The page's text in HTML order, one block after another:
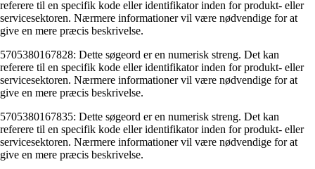
referere til en specifik kode eller identifikator inden for produkt- eller
servicesektoren. Nærmere informationer vil være nødvendige for at
give en mere præcis beskrivelse.
5705380167828: Dette søgeord er en numerisk streng. Det kan
referere til en specifik kode eller identifikator inden for produkt- eller
servicesektoren. Nærmere informationer vil være nødvendige for at
give en mere præcis beskrivelse.
5705380167835: Dette søgeord er en numerisk streng. Det kan
referere til en specifik kode eller identifikator inden for produkt- eller
servicesektoren. Nærmere informationer vil være nødvendige for at
give en mere præcis beskrivelse.